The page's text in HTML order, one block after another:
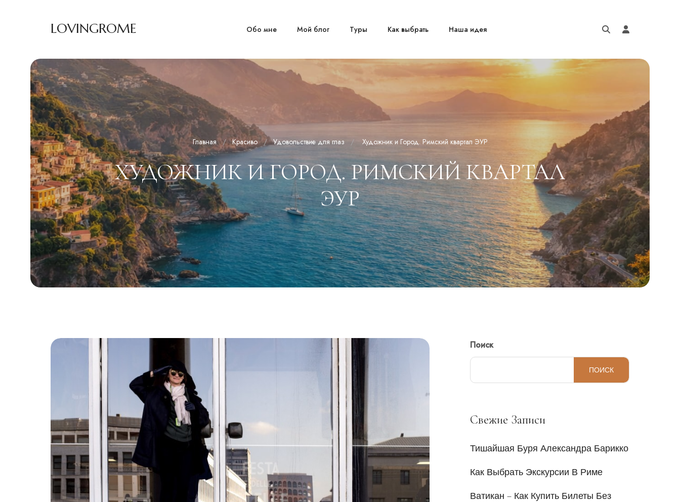
LOVINGROME Обо мне Мой блог Туры Как выбрать Наша идея
Главная Красиво Удовольствие для глаз Художник и Город. Римский квартал ЭУР
ХУДОЖНИК И ГОРОД. РИМСКИЙ КВАРТАЛ
ЭУР
Поиск
ПОИСК
Свежие Записи
Тишайшая Буря Александра Барикко
Как Выбрать Экскурсии В Риме
Ватикан – Как Купить Билеты Без